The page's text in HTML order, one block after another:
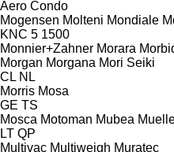
Aero Condo
Mogensen Molteni Mondiale
KNC 5 1500
Monnier+Zahner Morara
Morgan Morgana Mori Seiki
CL NL
Morris Mosa
GE TS
Mosca Motoman Mubea
LT QP
Multivac Multiweigh Muratec